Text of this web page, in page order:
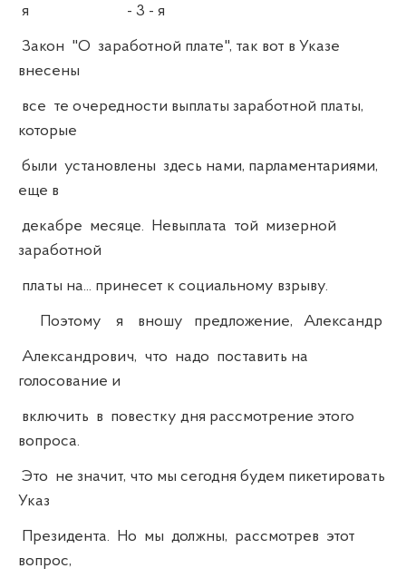
я - 3 - я
Закон "О заработной плате", так вот в Указе
внесены
все те очередности выплаты заработной платы,
которые
были установлены здесь нами, парламентариями,
еще в
декабре месяце. Невыплата той мизерной
заработной
платы на... принесет к социальному взрыву.
Поэтому я вношу предложение, Александр
Александрович, что надо поставить на
голосование и
включить в повестку дня рассмотрение этого
вопроса.
Это не значит, что мы сегодня будем пикетировать
Указ
Президента. Но мы должны, рассмотрев этот
вопрос,